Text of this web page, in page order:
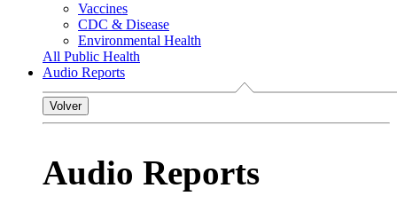
Vaccines
CDC & Disease
Environmental Health
All Public Health
Audio Reports
Volver
Audio Reports